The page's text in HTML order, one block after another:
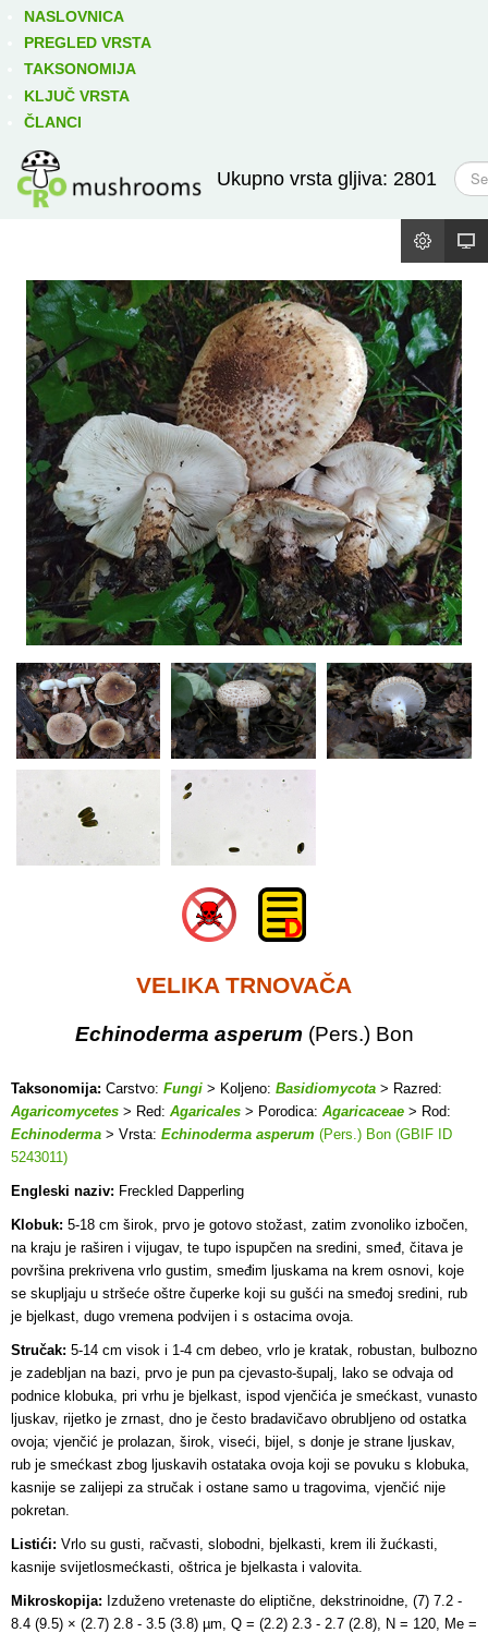
NASLOVNICA
PREGLED VRSTA
TAKSONOMIJA
KLJUČ VRSTA
ČLANCI
Ukupno vrsta gljiva: 2801
T
r
ž
VELIKA TRNOVAČA
Echinoderma asperum (Pers.) Bon
Taksonomija: Carstvo: Fungi > Koljeno: Basidiomycota > Razred:
Agaricomycetes > Red: Agaricales > Porodica: Agaricaceae > Rod:
Echinoderma > Vrsta: Echinoderma asperum (Pers.) Bon (GBIF ID
5243011)
Engleski naziv: Freckled Dapperling
Klobuk: 5-18 cm širok, prvo je gotovo stožast, zatim zvonoliko izbočen,
na kraju je raširen i vijugav, te tupo ispupčen na sredini, smeđ, čitava je
površina prekrivena vrlo gustim, smeđim ljuskama na krem osnovi, koje
se skupljaju u stršeće oštre čuperke koji su gušći na smeđoj sredini, rub
je bjelkast, dugo vremena podvijen i s ostacima ovoja.
Stručak: 5-14 cm visok i 1-4 cm debeo, vrlo je kratak, robustan, bulbozno
je zadebljan na bazi, prvo je pun pa cjevasto-šupalj, lako se odvaja od
podnice klobuka, pri vrhu je bjelkast, ispod vjenčića je smećkast, vunasto
ljuskav, rijetko je zrnast, dno je često bradavičavo obrubljeno od ostatka
ovoja; vjenčić je prolazan, širok, viseći, bijel, s donje je strane ljuskav,
rub je smećkast zbog ljuskavih ostataka ovoja koji se povuku s klobuka,
kasnije se zalijepi za stručak i ostane samo u tragovima, vjenčić nije
pokretan.
Listići: Vrlo su gusti, račvasti, slobodni, bjelkasti, krem ili žućkasti,
kasnije svijetlosmećkasti, oštrica je bjelkasta i valovita.
Mikroskopija: Izduženo vretenaste do eliptične, dekstrinoidne, (7) 7.2 -
8.4 (9.5) × (2.7) 2.8 - 3.5 (3.8) µm, Q = (2.2) 2.3 - 2.7 (2.8), N = 120, Me =
Izravno podređene niže takse: